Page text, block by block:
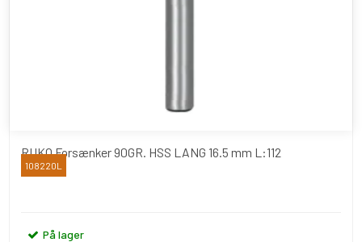
RUKO Forsænker 90GR. HSS LANG 16.5 mm L:112
RUKO
108220L
På lager